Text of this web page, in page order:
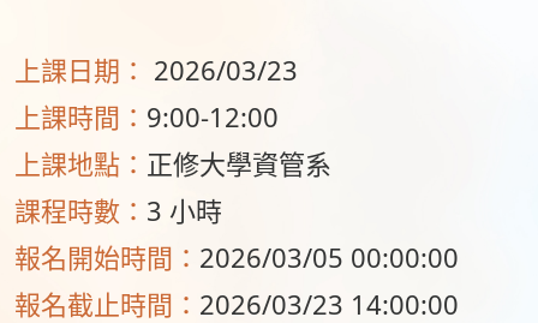
上課日期： 2026/03/23
上課時間： 9:00-12:00
上課地點： 正修大學資管系
課程時數： 3 小時
報名開始時間： 2026/03/05 00:00:00
報名截止時間： 2026/03/23 14:00:00